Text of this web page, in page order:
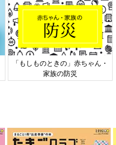
六星占術 細木かおりさんの人生
相談